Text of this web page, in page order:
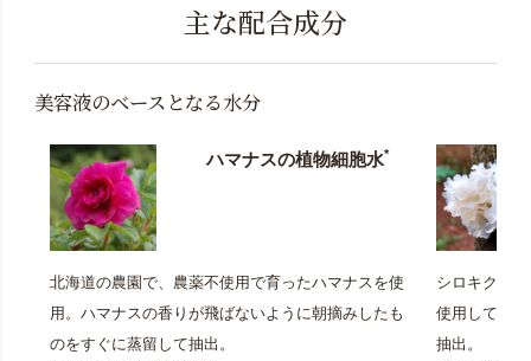
主な配合成分
美容液のベースとなる水分
ハマナスの植物細胞水*
北海道の農園で、農薬不使用で育ったハマナスを使
用。ハマナスの香りが飛ばないように朝摘みしたも
のをすぐに蒸留して抽出。
シロキクラ
使用してい
抽出。